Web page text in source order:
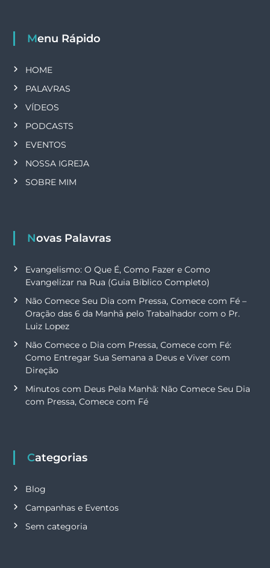
s
Menu Rápido
HOME
PALAVRAS
VÍDEOS
PODCASTS
EVENTOS
NOSSA IGREJA
SOBRE MIM
Novas Palavras
Evangelismo: O Que É, Como Fazer e Como
Evangelizar na Rua (Guia Bíblico Completo)
Não Comece Seu Dia com Pressa, Comece com Fé –
Oração das 6 da Manhã pelo Trabalhador com o Pr.
Luiz Lopez
Não Comece o Dia com Pressa, Comece com Fé:
Como Entregar Sua Semana a Deus e Viver com
Direção
Minutos com Deus Pela Manhã: Não Comece Seu Dia
com Pressa, Comece com Fé
Categorias
Blog
Campanhas e Eventos
Sem categoria